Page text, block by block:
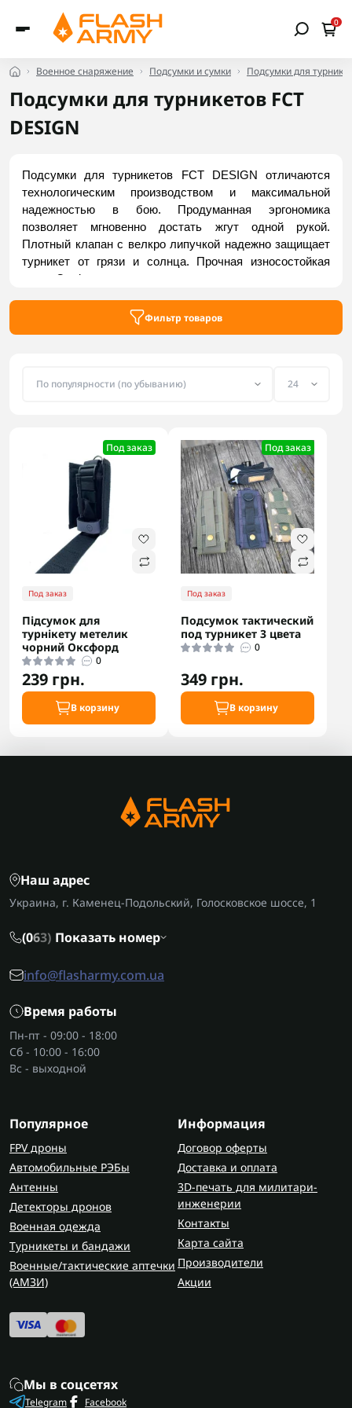
0
Военное снаряжение Подсумки и сумки Подсумки для
Подсумки для турникетов FCT
DESIGN
Подсумки для турникетов FCT DESIGN отличаются
технологическим производством и максимальной
надежностью в бою. Продуманная эргономика
позволяет мгновенно достать жгут одной рукой.
Плотный клапан с велкро липучкой надежно защищает
турникет от грязи и солнца. Прочная износостойкая
ткань Cordura выдерживает строгие полевые условия, а
посадку на экипировке без люфта. Купить надежные
Фильтр товаров
Под заказ
Под заказ
Підсумок для
турнікету метелик
чорний Оксфорд
0
239 грн.
В корзину
Под заказ
Под заказ
Подсумок тактический
под турникет 3 цвета
0
349 грн.
В корзину
Наш адрес
Украина, г. Каменец-Подольский, Голосковское шоссе, 1
(063) Показать номер
info@flasharmy.com.ua
Время работы
Пн-пт - 09:00 - 18:00
Сб - 10:00 - 16:00
Вс - выходной
Популярное
FPV дроны
Автомобильные РЭБы
Антенны
Детекторы дронов
Военная одежда
Турникеты и бандажи
Военные/тактические аптечки
(AMЗИ)
Информация
Договор оферты
Доставка и оплата
3D-печать для милитари-
инженерии
Контакты
Карта сайта
Производители
Акции
Мы в соцсетях
Telegram Facebook